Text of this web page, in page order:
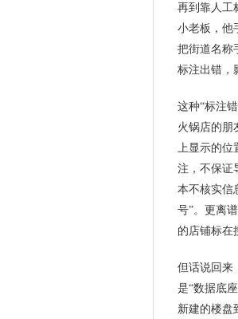
再到靠人工
小老板，他
把街道名称
标注出错，
这种“标注
火锅店的朋
上显示的位
注，不保证
本不核实信
号”。更离
的店铺标在
但话说回来
是“数据底
新建的楼盘